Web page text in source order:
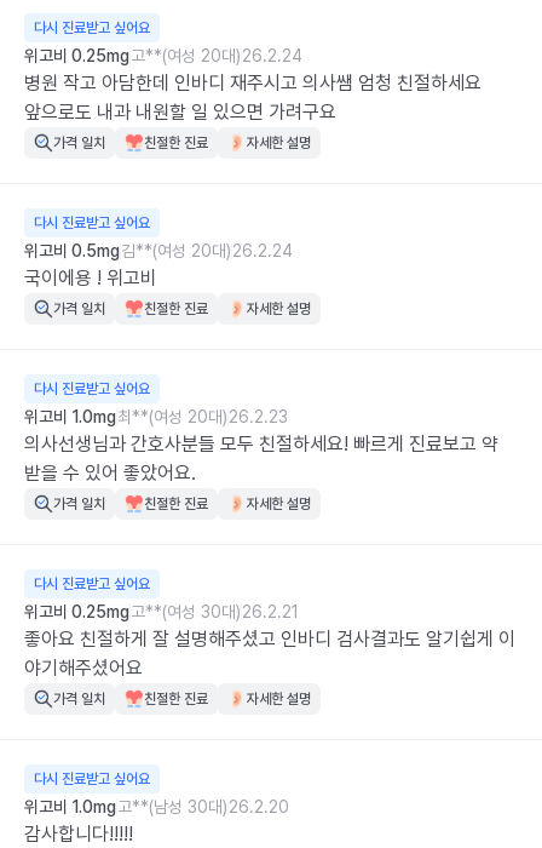
다시 진료받고 싶어요
위고비 0.25mg고**(여성 20대)26.2.24
병원 작고 아담한데 인바디 재주시고 의사쌤 엄청 친절하세요
앞으로도 내과 내원할 일 있으면 가려구요
가격 일치 친절한 진료 자세한 설명
다시 진료받고 싶어요
위고비 0.5mg김**(여성 20대)26.2.24
국이에용 ! 위고비
가격 일치 친절한 진료 자세한 설명
다시 진료받고 싶어요
위고비 1.0mg최**(여성 20대)26.2.23
의사선생님과 간호사분들 모두 친절하세요! 빠르게 진료보고 약
받을 수 있어 좋았어요.
가격 일치 친절한 진료 자세한 설명
다시 진료받고 싶어요
위고비 0.25mg고**(여성 30대)26.2.21
좋아요 친절하게 잘 설명해주셨고 인바디 검사결과도 알기쉽게 이
야기해주셨어요
가격 일치 친절한 진료 자세한 설명
다시 진료받고 싶어요
위고비 1.0mg고**(남성 30대)26.2.20
감사합니다!!!!!